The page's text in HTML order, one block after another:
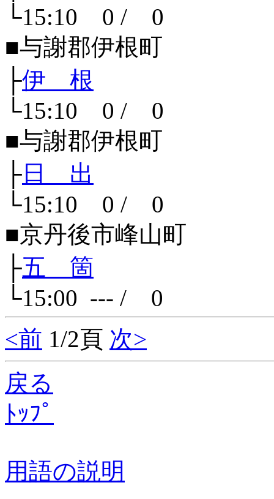
└15:10 0 / 0
■与謝郡伊根町
├伊 根
└15:10 0 / 0
■与謝郡伊根町
├ 日 出
└15:10 0 / 0
■京丹後市峰山町
├五 箇
└15:00 --- / 0
<前 1/2頁 次>
戻る
ﾄｯﾌﾟ
用語の説明